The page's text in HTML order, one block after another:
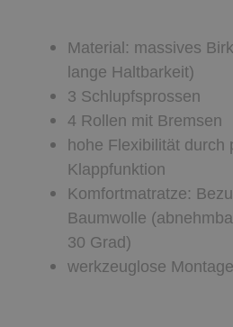
Material: massives
lange Haltbarkeit)
3 Schlupfsprossen
4 Rollen mit Bremsen
hohe Flexibilität durch
Klappfunktion
Komfortmatratze:
Baumwolle
30 Grad)
werkzeuglose Montage